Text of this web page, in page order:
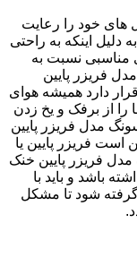
خود را رعایت
اینکه به راحتی
مناسبی نسبت به
فریزر پایین
دارد همیشه هوای
از برفک و یخ زدن
مدل فریزر پایین
است فریزر پایین یا
فریزر پایین خنک
باشد و باید با
شود تا مشکل